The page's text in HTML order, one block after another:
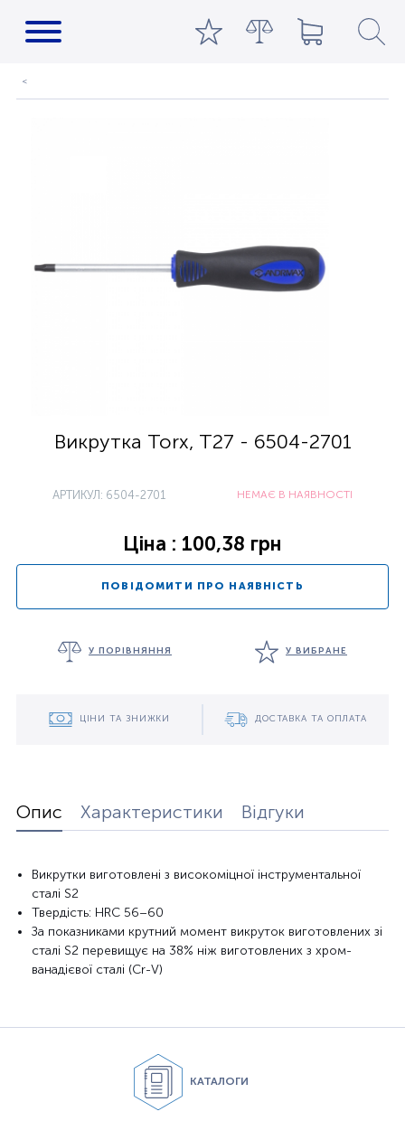
Викрутка Torx, T27 - 6504-2701
АРТИКУЛ: 6504-2701 НЕМАЄ В НАЯВНОСТІ
Ціна : 100,38 грн
ПОВІДОМИТИ ПРО НАЯВНІСТЬ
У ПОРІВНЯННЯ У ВИБРАНЕ
ЦІНИ ТА ЗНИЖКИ ДОСТАВКА ТА ОПЛАТА
Опис Характеристики Відгуки
Викрутки виготовлені з високоміцної інструментальної
сталі S2
Твердість: HRC 56–60
За показниками крутний момент викруток виготовлених зі
сталі S2 перевищує на 38% ніж виготовлених з хром-
ванадієвої сталі (Cr-V)
КАТАЛОГИ